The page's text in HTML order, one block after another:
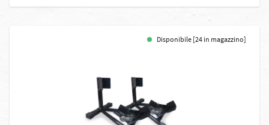
Disponibile [24 in magazzino]